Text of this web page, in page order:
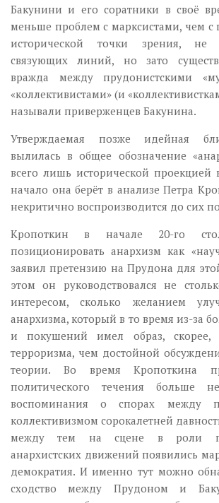
Бакунини и его соратники в своё
меньше проблем с марксистами, чем с
исторической точки зрения,
связующих линий, но зато
вражда между прудонистскими
«коллективистами» (и
называли приверженцев Бакунина.
Утверждаемая позже идейная
вылилась в общее обозначение
всего лишь исторической проекцией
начало она берёт в анализе Петра
некритично воспроизводится до сих
Кропоткин в начале 20-го
позиционировать анархизм как
заявил претензию на Прудона для
этом он руководствовался не
интересом, сколько желанием
анархизма, который в то время из-за
и покушений имел образ, скорее,
терроризма, чем достойной
теории. Во время Кропоткина
политического течения больше
воспоминания о спорах между
коллективизмом сорокалетней
между тем на сцене в роли
анархистских движений появились
демократия. И именно тут можно
сходство между Прудоном и